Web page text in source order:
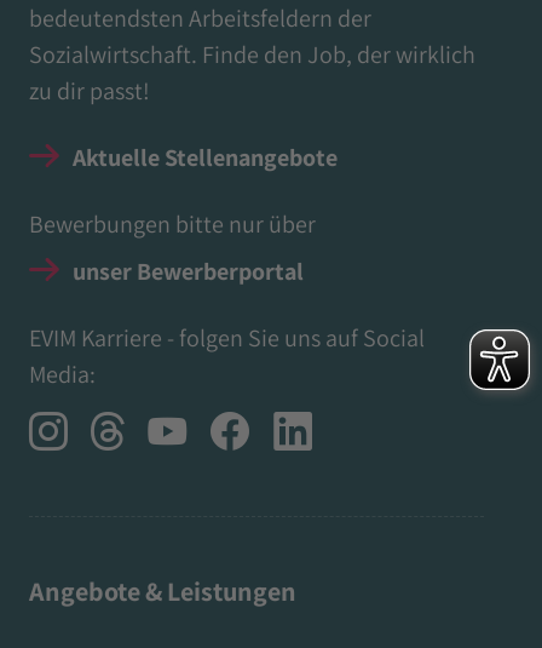
bedeutendsten Arbeitsfeldern der
Sozialwirtschaft. Finde den Job, der wirklich
zu dir passt!
Aktuelle Stellenangebote
Bewerbungen bitte nur über
unser Bewerberportal
EVIM Karriere - folgen Sie uns auf Social
Media:
Angebote & Leistungen